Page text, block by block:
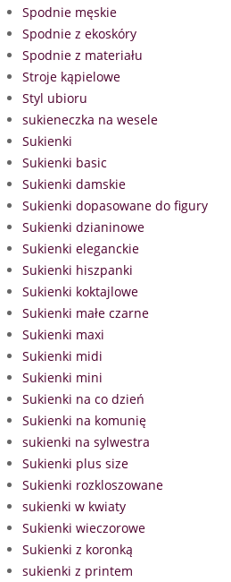
Spodnie męskie
Spodnie z ekoskóry
Spodnie z materiału
Stroje kąpielowe
Styl ubioru
sukieneczka na wesele
Sukienki
Sukienki basic
Sukienki damskie
Sukienki dopasowane do figury
Sukienki dzianinowe
Sukienki eleganckie
Sukienki hiszpanki
Sukienki koktajlowe
Sukienki małe czarne
Sukienki maxi
Sukienki midi
Sukienki mini
Sukienki na co dzień
Sukienki na komunię
sukienki na sylwestra
Sukienki plus size
Sukienki rozkloszowane
sukienki w kwiaty
Sukienki wieczorowe
Sukienki z koronką
sukienki z printem